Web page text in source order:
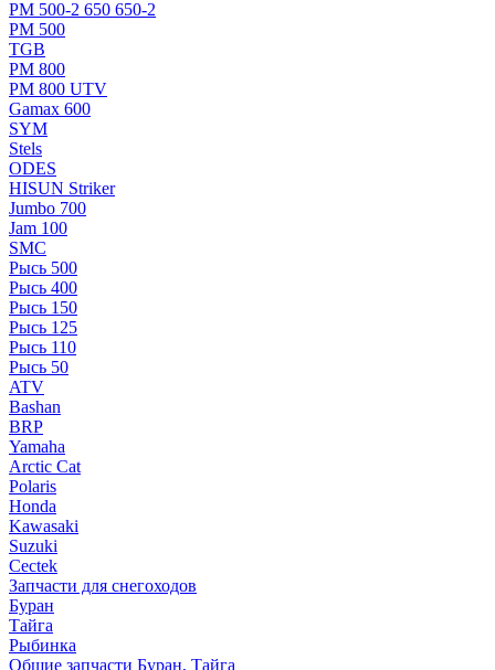
РМ 500-2 650 650-2
РМ 500
TGB
РМ 800
РМ 800 UTV
Gamax 600
SYM
Stels
ОDЕS
HISUN Striker
Jumbo 700
Jam 100
SMC
Рысь 500
Рысь 400
Рысь 150
Рысь 125
Рысь 110
Рысь 50
ATV
Bashan
BRP
Yamaha
Arctic Cat
Polaris
Honda
Kawasaki
Suzuki
Cectek
Запчасти для снегоходов
Буран
Тайга
Рыбинка
Общие запчасти Буран, Тайга